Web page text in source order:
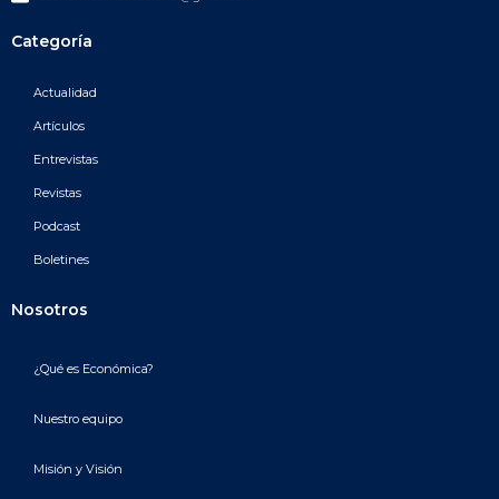
Categoría
Actualidad
Artículos
Entrevistas
Revistas
Podcast
Boletines
Nosotros
¿Qué es Económica?
Nuestro equipo
Misión y Visión